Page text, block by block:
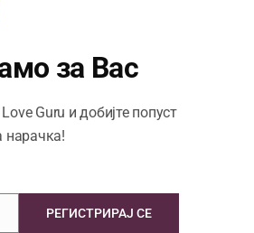
за корисници
076945498
10-18
за Вас
Guru и добијте попуст
нарачка!
РЕГИСТРИРАЈ СЕ